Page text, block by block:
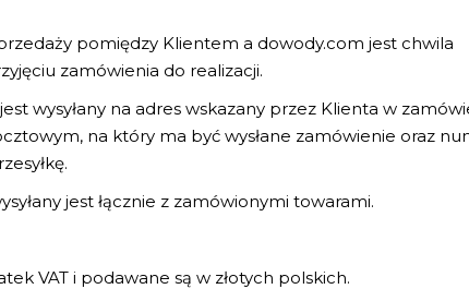
pomiędzy Klientem a dowody.com jest chwila
zamówienia do realizacji.
wysyłany na adres wskazany przez Klienta w
na który ma być wysłane zamówienie oraz
jest łącznie z zamówionymi towarami.
VAT i podawane są w złotych polskich.